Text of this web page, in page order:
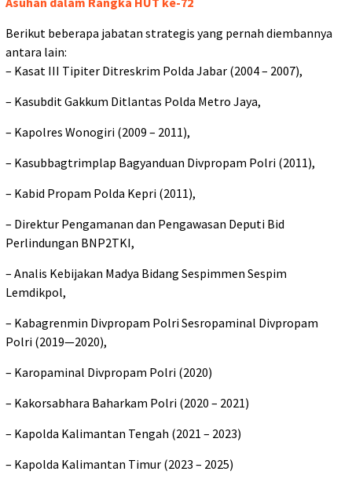
Berikut beberapa jabatan strategis yang pernah diembannya
antara lain:
– Kasat III Tipiter Ditreskrim Polda Jabar (2004 – 2007),
– Kasubdit Gakkum Ditlantas Polda Metro Jaya,
– Kapolres Wonogiri (2009 – 2011),
– Kasubbagtrimplap Bagyanduan Divpropam Polri (2011),
– Kabid Propam Polda Kepri (2011),
– Direktur Pengamanan dan Pengawasan Deputi Bid
Perlindungan BNP2TKI,
– Analis Kebijakan Madya Bidang Sespimmen Sespim
Lemdikpol,
– Kabagrenmin Divpropam Polri Sesropaminal Divpropam
Polri (2019—2020),
– Karopaminal Divpropam Polri (2020)
– Kakorsabhara Baharkam Polri (2020 – 2021)
– Kapolda Kalimantan Tengah (2021 – 2023)
– Kapolda Kalimantan Timur (2023 – 2025)